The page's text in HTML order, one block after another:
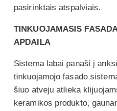
pasirinktais atspalviais.
TINKUOJAMASIS
APDAILA
Sistema labai panaši į
tinkuojamojo fasado
šiuo atveju atlieka
keramikos produkto,